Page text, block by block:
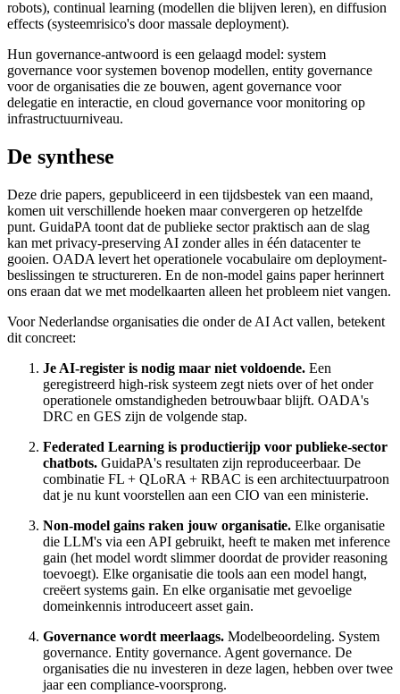
robots), continual learning (modellen die blijven leren), en diffusion
effects (systeemrisico's door massale deployment).
Hun governance-antwoord is een gelaagd model: system
governance voor systemen bovenop modellen, entity governance
voor de organisaties die ze bouwen, agent governance voor
delegatie en interactie, en cloud governance voor monitoring op
infrastructuurniveau.
De synthese
Deze drie papers, gepubliceerd in een tijdsbestek van een maand,
komen uit verschillende hoeken maar convergeren op hetzelfde
punt. GuidaPA toont dat de publieke sector praktisch aan de slag
kan met privacy-preserving AI zonder alles in één datacenter te
gooien. OADA levert het operationele vocabulaire om deployment-
beslissingen te structureren. En de non-model gains paper herinnert
ons eraan dat we met modelkaarten alleen het probleem niet vangen.
Voor Nederlandse organisaties die onder de AI Act vallen, betekent
dit concreet:
Je AI-register is nodig maar niet voldoende. Een
geregistreerd high-risk systeem zegt niets over of het onder
operationele omstandigheden betrouwbaar blijft. OADA's
DRC en GES zijn de volgende stap.
Federated Learning is productierijp voor publieke-sector
chatbots. GuidaPA's resultaten zijn reproduceerbaar. De
combinatie FL + QLoRA + RBAC is een architectuurpatroon
dat je nu kunt voorstellen aan een CIO van een ministerie.
Non-model gains raken jouw organisatie. Elke organisatie
die LLM's via een API gebruikt, heeft te maken met inference
gain (het model wordt slimmer doordat de provider reasoning
toevoegt). Elke organisatie die tools aan een model hangt,
creëert systems gain. En elke organisatie met gevoelige
domeinkennis introduceert asset gain.
Governance wordt meerlaags. Modelbeoordeling. System
governance. Entity governance. Agent governance. De
organisaties die nu investeren in deze lagen, hebben over twee
jaar een compliance-voorsprong.